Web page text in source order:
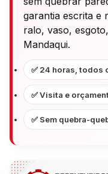
garantia escrita e
ralo, vaso,
Mandaqui.
✅ 24 horas, todos
✅ Visita e
✅ Sem quebra-